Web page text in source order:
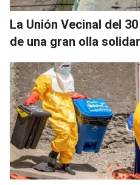
La Unión Vecinal del
de una gran olla